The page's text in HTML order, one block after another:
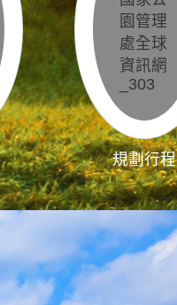
規劃行程